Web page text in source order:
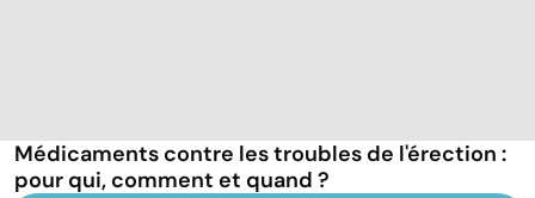
Médicaments contre les troubles de l'érection :
pour qui, comment et quand ?